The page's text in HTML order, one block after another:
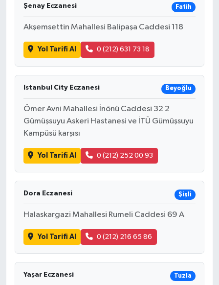
Şenay Eczanesi Fatih
Akşemsettin Mahallesi Balipaşa Caddesi 118
Yol Tarifi Al 0 (212) 631 73 18
Istanbul City Eczanesi Beyoğlu
Ömer Avni Mahallesi İnönü Caddesi 32 2
Gümüşsuyu Askeri Hastanesi ve İTÜ Gümüşsuyu
Kampüsü karşısı
Yol Tarifi Al 0 (212) 252 00 93
Dora Eczanesi Şişli
Halaskargazi Mahallesi Rumeli Caddesi 69 A
Yol Tarifi Al 0 (212) 216 65 86
Yaşar Eczanesi Tuzla